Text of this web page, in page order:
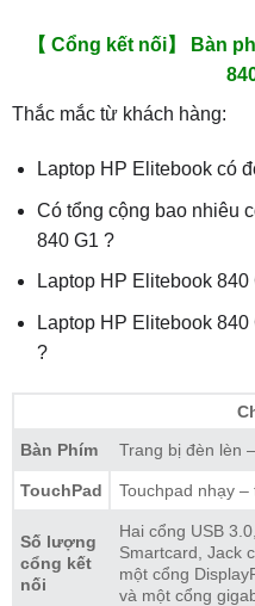
【 Cổng kết nối】 Bàn
Thắc mắc từ khách hàng:
Laptop HP Elitebook có
Có tổng cộng bao nhiêu
840 G1 ?
Laptop HP Elitebook
Laptop HP Elitebook
?
Bàn Phím
Trang bị đèn lèn
TouchPad Touchpad nhạy
Số lượng
cổng kết
nối
Hai cổng USB
Smartcard, Jack
một cổng
và một cổng